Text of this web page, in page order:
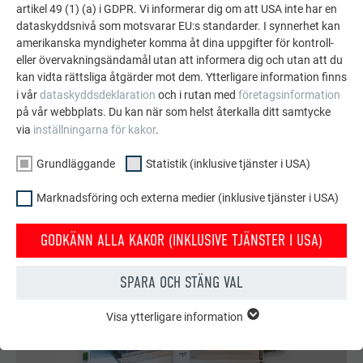
DETALJERAD RAPPORT OM
PROJEKTET
REFERENSPROHEKT MED EUROPEISK
ARKITEKTUR
LÄR PREFARENZEN ARTIKLAR
artikel 49 (1) (a) i GDPR. Vi informerar dig om att USA inte har en
dataskyddsnivå som motsvarar EU:s standarder. I synnerhet kan
amerikanska myndigheter komma åt dina uppgifter för kontroll-
eller övervakningsändamål utan att informera dig och utan att du
kan vidta rättsliga åtgärder mot dem. Ytterligare information finns
i vårdataskyddsdeklaration och i rutan med företagsinformation
på vår webbplats. Du kan när som helst återkalla ditt samtycke
via inställningarna för kakor.
Grundläggande Statistik (inklusive tjänster i USA)
Marknadsföring och externa medier (inklusive tjänster i USA)
GODKÄNN ALLA KAKOR (INKLUSIVE TJÄNSTER I USA)
SPARA OCH STÄNG VAL
GRUNDLÄGGANDE
grundläggande funktioner. Detta säkerställer att webbplatsen
Visa ytterligare information